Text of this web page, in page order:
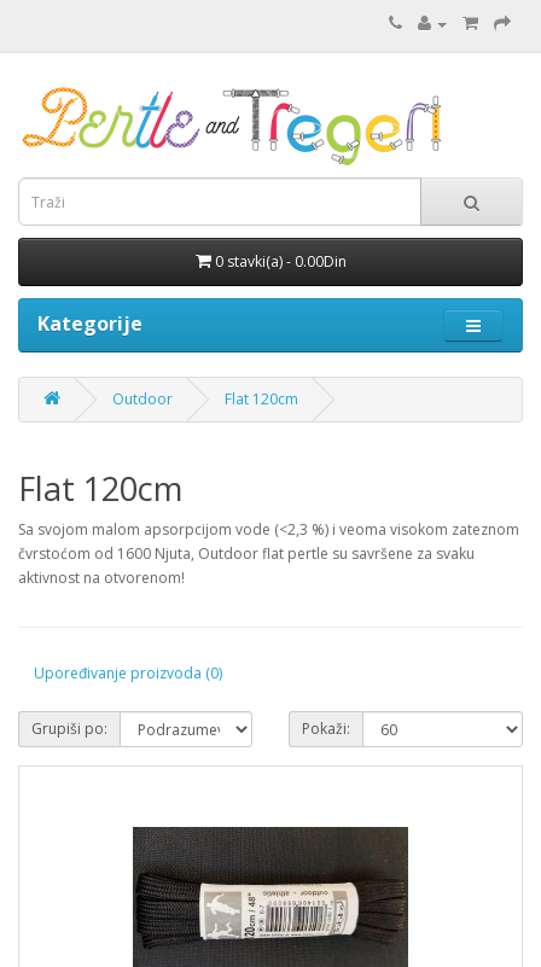
0 stavki(a) - 0.00Din
Kategorije
Outdoor Flat 120cm
Flat 120cm
Sa svojom malom apsorpcijom vode (<2,3 %) i veoma visokom zateznom
čvrstoćom od 1600 Njuta, Outdoor flat pertle su savršene za svaku
aktivnost na otvorenom!
Upoređivanje proizvoda (0)
Grupiši po: Pokaži: